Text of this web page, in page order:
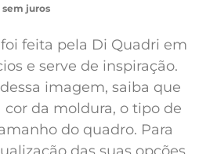
sem juros
feita pela Di Quadri em
e serve de inspiração.
imagem, saiba que
cor da moldura, o tipo de
do quadro. Para
das suas opções,